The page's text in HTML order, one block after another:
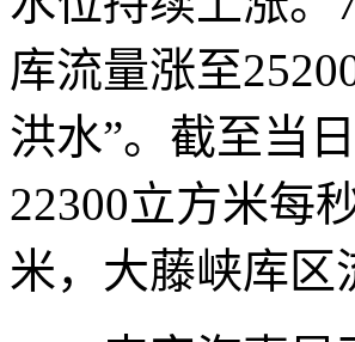
库流量涨至
洪水”。截至当
22300立方米每
米，大藤峡库区